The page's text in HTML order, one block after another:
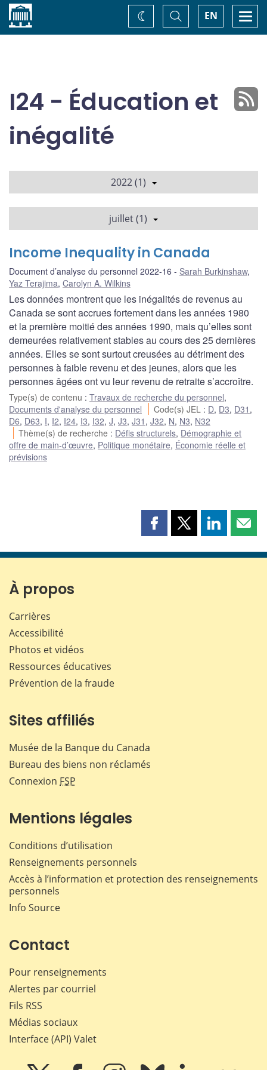
Accueil EN
Basculer
la
recherche
Changez
de
I24 - Éducation et
inégalité
2022 (1)
juillet (1)
Income Inequality in Canada
Document d’analyse du personnel 2022-16 Sarah Burkinshaw,
Yaz Terajima, Carolyn A. Wilkins
Les données montrent que les inégalités de revenus au
Canada se sont accrues fortement dans les années 1980
et la première moitié des années 1990, mais qu’elles sont
demeurées relativement stables au cours des 25 dernières
années. Elles se sont surtout creusées au détriment des
personnes à faible revenu et des jeunes, alors que les
personnes âgées ont vu leur revenu de retraite s’accroître.
Type(s) de contenu : Travaux de recherche du personnel,
Documents d'analyse du personnel
Code(s) JEL : D, D3, D31 ,
D6, D63, I, I2, I24, I3, I32, J, J3, J31 , J32, N, N3, N32
Thème(s) de recherche : Défis structurels, Démographie et
offre de main-d’œuvre, Politique monétaire, Économie réelle et
prévisions
Partager
page
Partager
page
Partager
page page
À propos
Carrières
Accessibilité
Photos et vidéos
Ressources éducatives
Prévention de la fraude
Sites affiliés
Musée de la Banque du Canada
Bureau des biens non réclamés
Connexion FSP
Mentions légales
Conditions d’utilisation
Renseignements personnels
Accès à l’information et protection des renseignements
personnels
Info Source
Contact
Pour renseignements
Alertes par courriel
Fils RSS
Médias sociaux
Interface (API) Valet